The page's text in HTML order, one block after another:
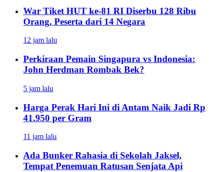
War Tiket HUT ke-81 RI Diserbu 128 Ribu
Orang, Peserta dari 14 Negara
12 jam lalu
Perkiraan Pemain Singapura vs Indonesia:
John Herdman Rombak Bek?
5 jam lalu
Harga Perak Hari Ini di Antam Naik Jadi Rp
41.950 per Gram
11 jam lalu
Ada Bunker Rahasia di Sekolah Jaksel,
Tempat Penemuan Ratusan Senjata Api